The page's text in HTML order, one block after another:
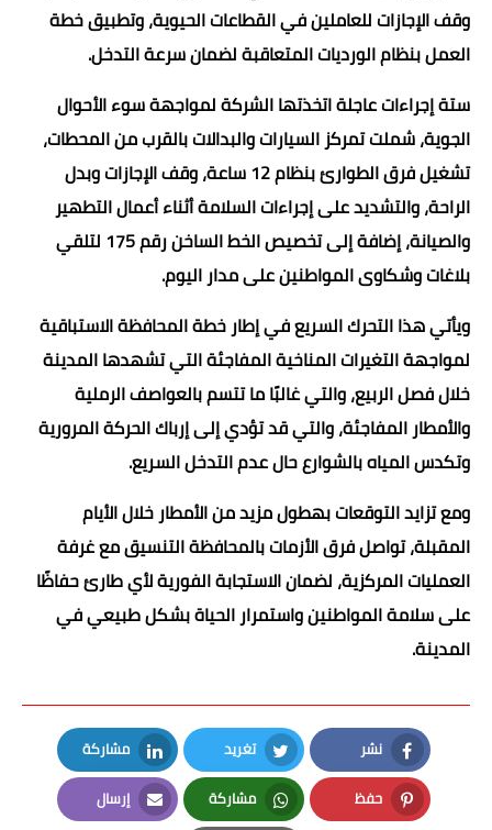
وقف الإجازات للعاملين في القطاعات الحيوية، وتطبيق خطة
العمل بنظام الورديات المتعاقبة لضمان سرعة التدخل.
ستة إجراءات عاجلة اتخذتها الشركة لمواجهة سوء الأحوال
الجوية، شملت تمركز السيارات والبدالات بالقرب من المحطات،
تشغيل فرق الطوارئ بنظام 12 ساعة، وقف الإجازات وبدل
الراحة، والتشديد على إجراءات السلامة أثناء أعمال التطهير
والصيانة، إضافة إلى تخصيص الخط الساخن رقم 175 لتلقي
بلاغات وشكاوى المواطنين على مدار اليوم.
ويأتي هذا التحرك السريع في إطار خطة المحافظة الاستباقية
لمواجهة التغيرات المناخية المفاجئة التي تشهدها المدينة
خلال فصل الربيع، والتي غالبًا ما تتسم بالعواصف الرملية
والأمطار المفاجئة، والتي قد تؤدي إلى إرباك الحركة المرورية
وتكدس المياه بالشوارع حال عدم التدخل السريع.
ومع تزايد التوقعات بهطول مزيد من الأمطار خلال الأيام
المقبلة، تواصل فرق الأزمات بالمحافظة التنسيق مع غرفة
العمليات المركزية، لضمان الاستجابة الفورية لأي طارئ حفاظًا
على سلامة المواطنين واستمرار الحياة بشكل طبيعي في
المدينة.
نشر
Facebook
تغريد
Twitter
مشاركة
LinkedIn
حفظ مشاركة إرسال